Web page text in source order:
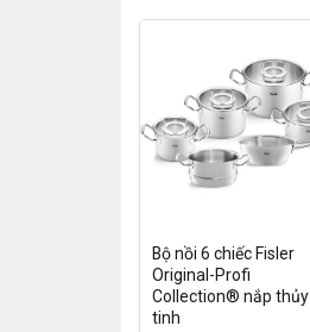
Bộ nồi 6 chiếc Fisler
Original-Profi
Collection® nắp thủy
tinh